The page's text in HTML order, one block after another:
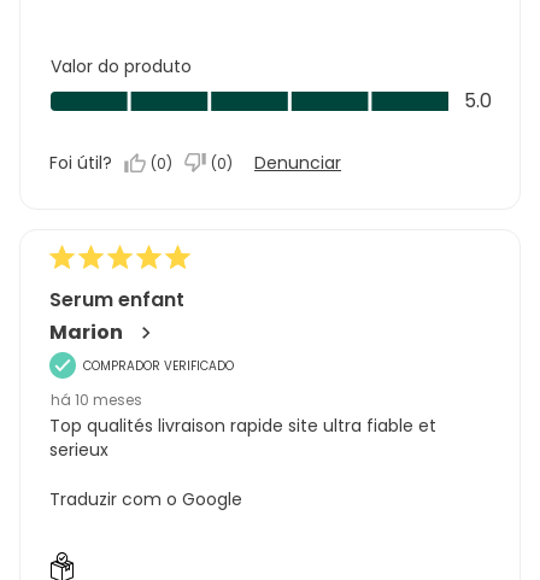
Valor do produto
Valor
do
5.0
5.0
Foi útil? (0) (0) Denunciar
Serum enfant
Marion
COMPRADOR VERIFICADO
há 10 meses
Top qualités livraison rapide site ultra fiable et
serieux
Traduzir com o Google